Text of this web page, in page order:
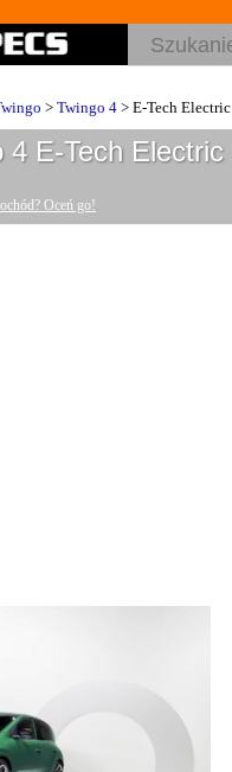
> Twingo 4 > E-Tech Electric
4 E-Tech Electric
Oceń go!